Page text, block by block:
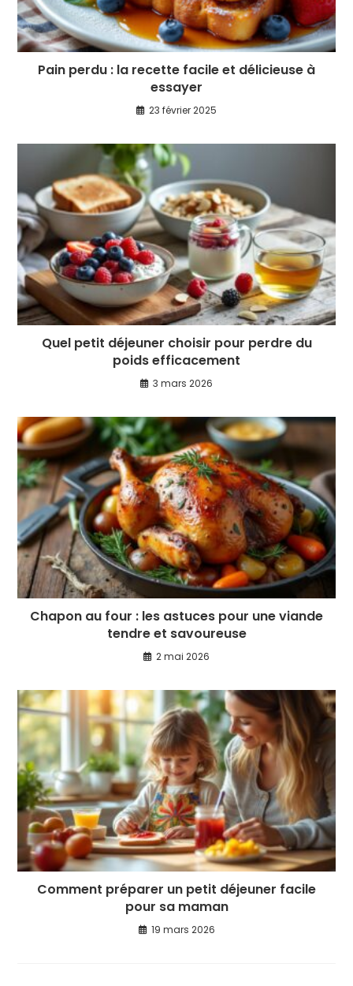
Pain perdu : la recette facile et délicieuse à
essayer
23 février 2025
Quel petit déjeuner choisir pour perdre du
poids efficacement
3 mars 2026
Chapon au four : les astuces pour une viande
tendre et savoureuse
2 mai 2026
Comment préparer un petit déjeuner facile
pour sa maman
19 mars 2026